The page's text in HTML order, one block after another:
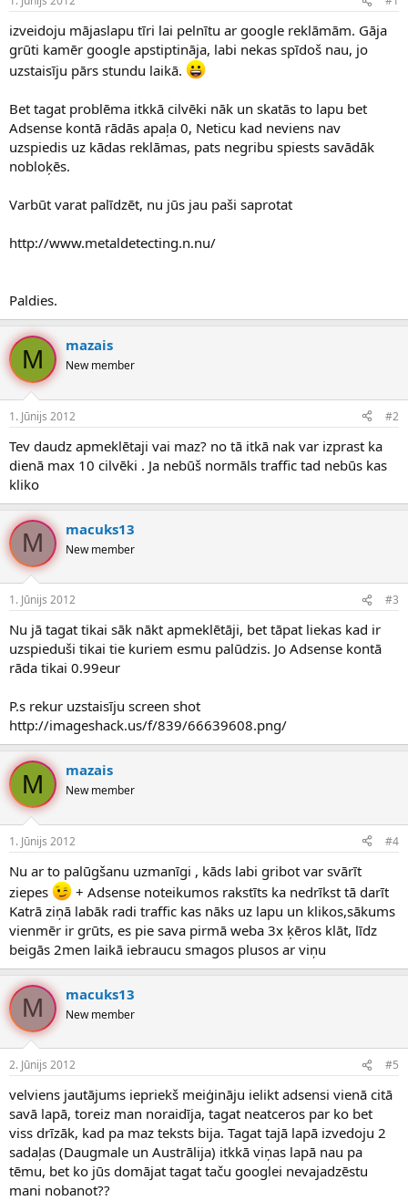
n
u
z
s
c
ē
j
s
a
u
m
s
izveidoju mājaslapu tīri lai pelnītu ar google reklāmām. Gāja
grūti kamēr google apstiptināja, labi nekas spīdoš nau, jo
uzstaisīju pārs stundu laikā.
Bet tagat problēma itkkā cilvēki nāk un skatās to lapu bet
Adsense kontā rādās apaļa 0, Neticu kad neviens nav
uzspiedis uz kādas reklāmas, pats negribu spiests savādāk
nobloķēs.
Varbūt varat palīdzēt, nu jūs jau paši saprotat
http://www.metaldetecting.n.nu/
Paldies.
M mazais
New member
1. Jūnijs 2012 #2
Tev daudz apmeklētaji vai maz? no tā itkā nak var izprast ka
dienā max 10 cilvēki . Ja nebūš normāls traffic tad nebūs kas
kliko
M macuks13
New member
1. Jūnijs 2012 #3
Nu jā tagat tikai sāk nākt apmeklētāji, bet tāpat liekas kad ir
uzspieduši tikai tie kuriem esmu palūdzis. Jo Adsense kontā
rāda tikai 0.99eur
P.s rekur uzstaisīju screen shot
http://imageshack.us/f/839/66639608.png/
M mazais
New member
1. Jūnijs 2012 #4
Nu ar to palūgšanu uzmanīgi , kāds labi gribot var svārīt
ziepes
+ Adsense noteikumos rakstīts ka nedrīkst tā darīt
Katrā ziņā labāk radi traffic kas nāks uz lapu un klikos,sākums
vienmēr ir grūts, es pie sava pirmā weba 3x ķēros klāt, līdz
beigās 2men laikā iebraucu smagos plusos ar viņu
M macuks13
New member
2. Jūnijs 2012 #5
velviens jautājums iepriekš meiģināju ielikt adsensi vienā citā
savā lapā, toreiz man noraidīja, tagat neatceros par ko bet
viss drīzāk, kad pa maz teksts bija. Tagat tajā lapā izvedoju 2
sadaļas (Daugmale un Austrālija) itkkā viņas lapā nau pa
tēmu, bet ko jūs domājat tagat taču googlei nevajadzēstu
mani nobanot??